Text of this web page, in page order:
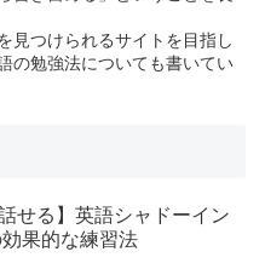
見つけられるサイトを目指し
の勉強法についても書いてい
せる】英語シャドーイン
果的な練習法